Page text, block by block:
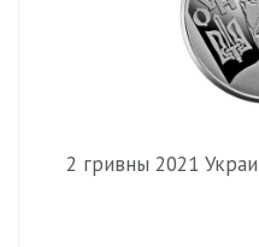
2 гривны 2021